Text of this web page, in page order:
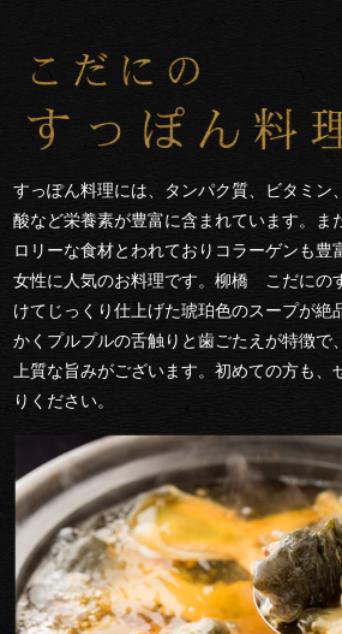
すっぽん料理には、タンパク質、ビタミン
酸など栄養素が豊富に含まれています。ま
ロリーな食材とわれておりコラーゲンも豊
女性に人気のお料理です。柳橋 こだにの
けてじっくり仕上げた琥珀色のスープが絶
かくプルプルの舌触りと歯ごたえが特徴で
上質な旨みがございます。初めての方も
りください。